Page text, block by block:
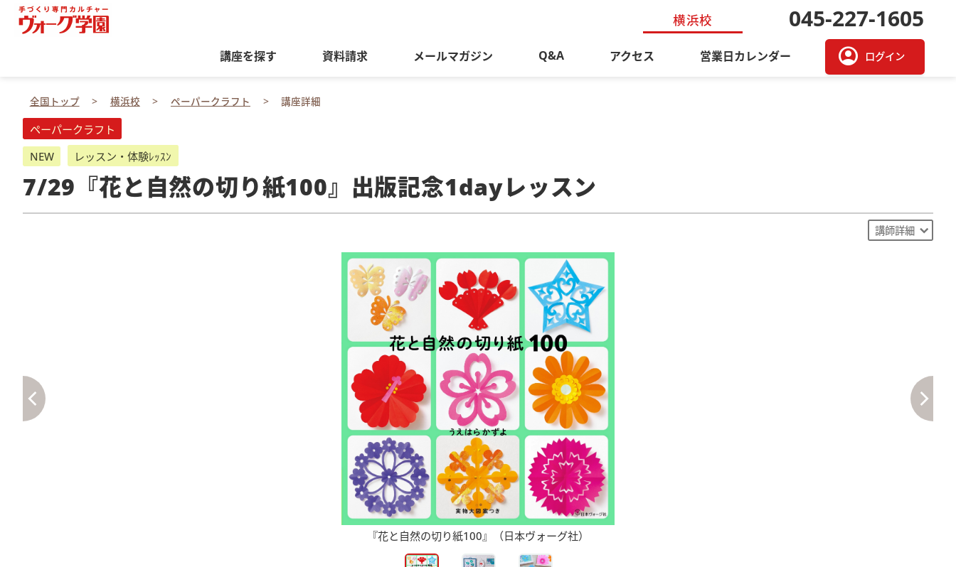
横浜校 045-227-1605
講座を探す 資料請求 メールマガジン Q&A アクセス 営業日カレンダー account_circle ログイン
全国トップ 横浜校 ペーパークラフト 講座詳細
ペーパークラフト
NEW
レッスン・体験ﾚｯｽﾝ
7/29『花と自然の切り紙100』出版記念1dayレッスン
講師詳細